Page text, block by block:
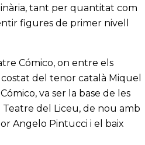
tant per quantitat com
figures de primer nivell
Cómico, on entre els
del tenor català Miquel
va ser la base de les
del Liceu, de nou amb
Angelo Pintucci i el baix